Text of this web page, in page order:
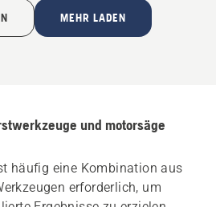
MEHR LADEN
und motorsäge
häufig eine Kombination aus
erforderlich, um